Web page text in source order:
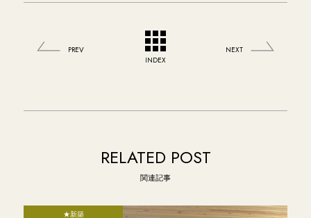
PREV
INDEX
NEXT
RELATED POST
関連記事
★新築